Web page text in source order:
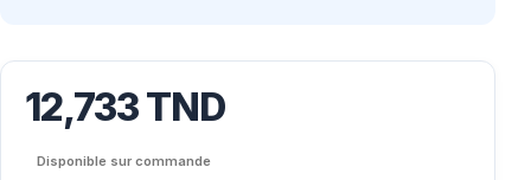
12,733TND
Disponible sur commande